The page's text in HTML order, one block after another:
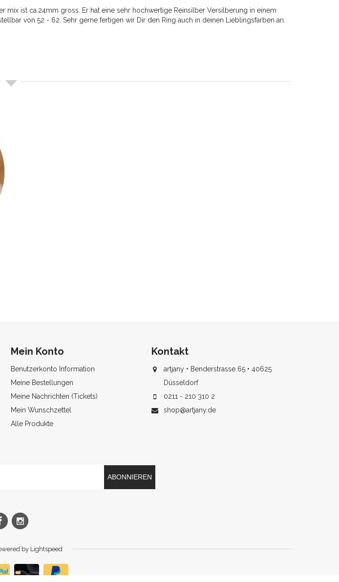
ist ca.24mm gross. Er hat eine sehr hochwertige Reinsilber Versilberung in einem
von 52 - 62. Sehr gerne fertigen wir Dir den Ring auch in deinen Lieblingsfarben an.
Mein Konto
Benutzerkonto Information
Meine Bestellungen
Meine Nachrichten (Tickets)
Mein Wunschzettel
Alle Produkte
Kontakt
artjany • Benderstrasse 65 • 40625
Düsseldorf
0211 - 210 310 2
shop@artjany.de
ABONNIEREN
by Lightspeed